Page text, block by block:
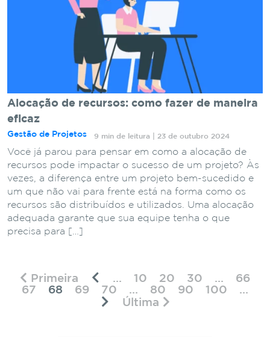
Alocação de recursos: como fazer de maneira
eficaz
Gestão de Projetos 9 min de leitura | 23 de outubro 2024
Você já parou para pensar em como a alocação de
recursos pode impactar o sucesso de um projeto? Às
vezes, a diferença entre um projeto bem-sucedido e
um que não vai para frente está na forma como os
recursos são distribuídos e utilizados. Uma alocação
adequada garante que sua equipe tenha o que
precisa para […]
Primeira ... 10 20 30 ...
66
67
68 69 70 ... 80 90 100
...
Última